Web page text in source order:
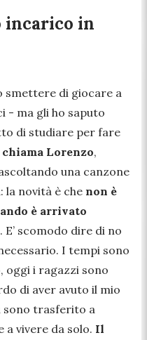
incarico in
smettere di giocare a
- ma gli ho saputo
di studiare per fare
Lorenzo,
una canzone
la novità è chenon è
è arrivato
E’ scomodo dire di no
I tempi sono
oggi i ragazzi sono
di aver avuto il mio
sono trasferito a
a vivere da solo. Il